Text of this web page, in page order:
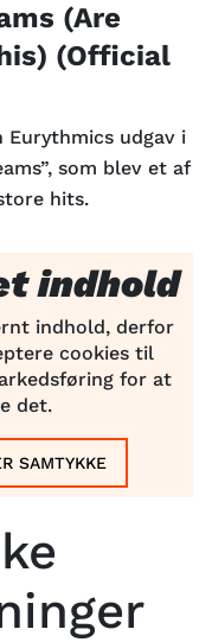
(Are
(Official
Eurythmics udgav i
som blev et af
hits.
indhold
indhold, derfor
cookies til
for at
det.
SAMTYKKE